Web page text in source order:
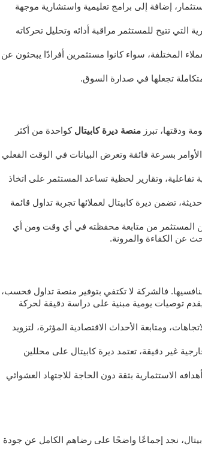
إضافة إلى برامج تعليمية واستشارية موجهة
التي تتيح للمستثمر مراقبة أدائه وتحليل تحركاته
المختلفة، سواء كانوا مستثمرين أفرادًا يبحثون عن
تجعلها في صدارة السوق.
ودقتها، تبرز منصة ديرة كابيتال كواحدة من أكثر
بسرعة فائقة وتعرض البيانات في الوقت الفعلي
وتقارير لحظية تساعد المستثمر على اتخاذ
تضمن ديرة كابيتال لعملائها تجربة تداول قائمة
المستثمر من متابعة محفظته في أي وقت ومن أي
عن الكفاءة والمرونة.
فالشركة لا تكتفي بتوفير منصة تداول فحسب،
توصيات يومية مبنية على دراسة دقيقة لحركة
ومتابعة الأحداث الاقتصادية المؤثرة، لتزويد
غير دقيقة، تعتمد ديرة كابيتال على محللين
الاستثمارية بثقة دون الحاجة للاجتهاد العشوائي
نجد إجماعًا واضحًا على رضاهم الكامل عن جودة